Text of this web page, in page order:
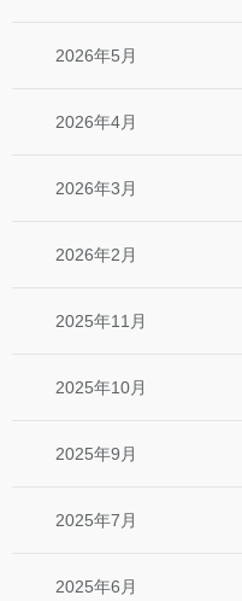
2026年5月
2026年4月
2026年3月
2026年2月
2025年11月
2025年10月
2025年9月
2025年7月
2025年6月